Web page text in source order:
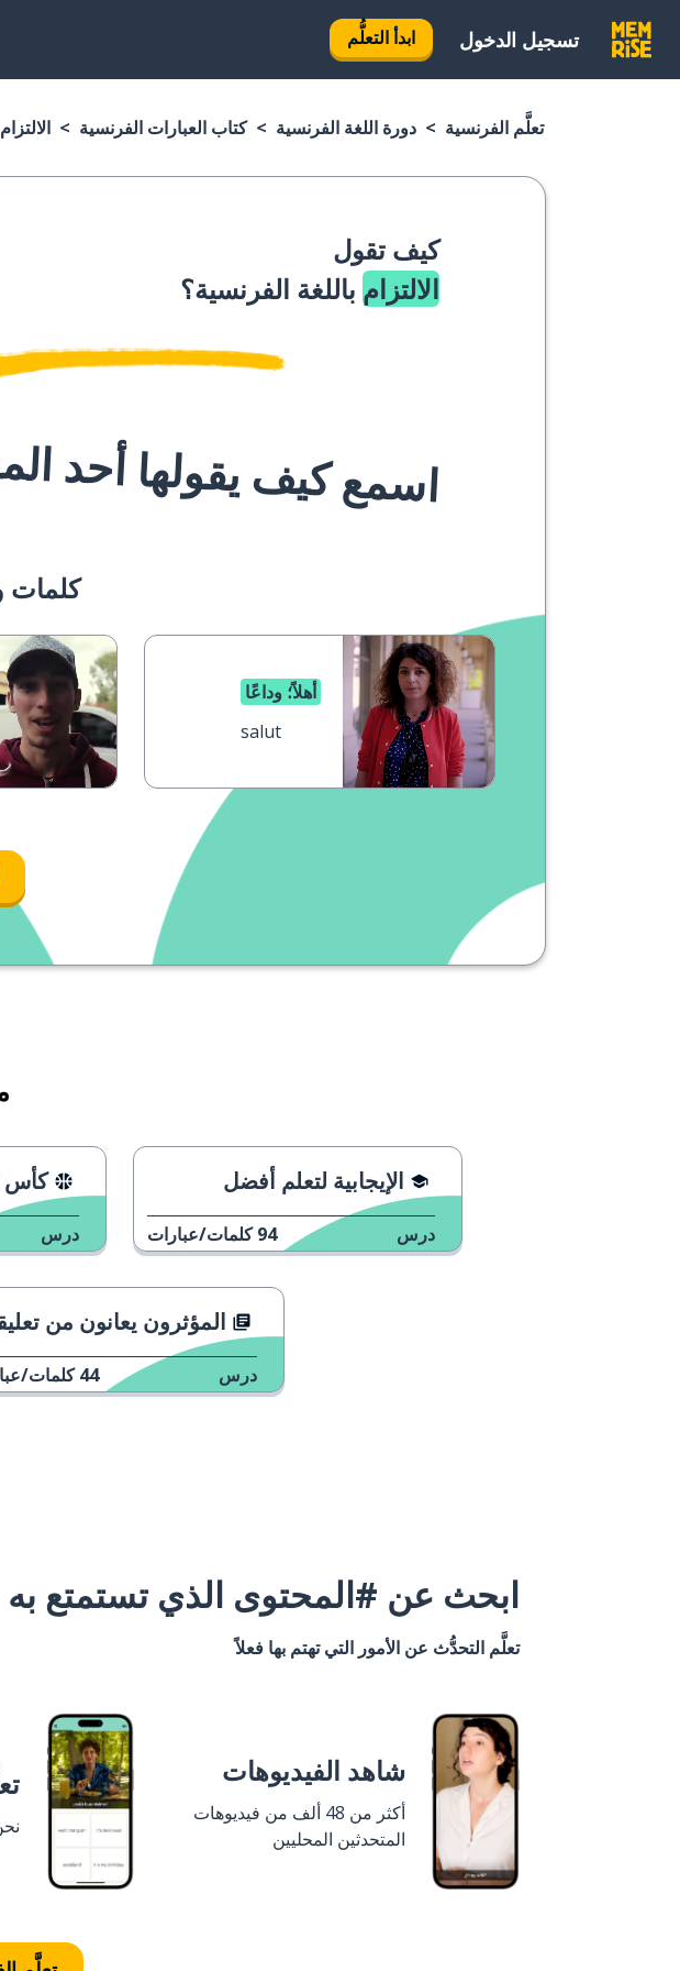
تسجيل الدخول ابدأ التعلُّم
تعلَّم الفرنسية دورة اللغة الفرنسية كتاب العبارات الفرنسية الالتزام
كيف تقول
الالتزام باللغة الفرنسية؟
اسمع كيف يقولها أحد
كلمات
أهلاً؛ وداعًا
salut
الإيجابية لتعلم أفضل
درس 94 كلمات/عبارات
كأس
درس
المؤثرون يعانون من تعليقات
درس 44 كلمات/
ابحث عن #المحتوى الذي تستمتع به
تعلَّم التحدُّث عن الأمور التي تهتم بها فعلاً
شاهد الفيديوهات
أكثر من 48 ألف من فيديوهات
المتحدثين المحليين